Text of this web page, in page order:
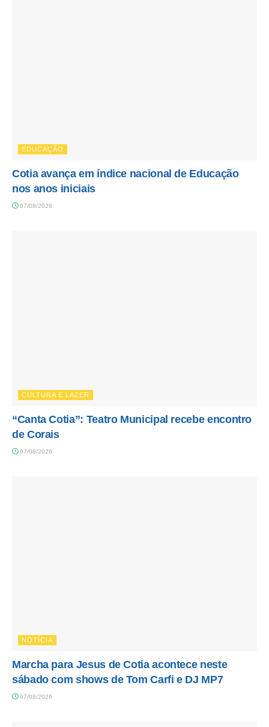
EDUCAÇÃO
Cotia avança em índice nacional de Educação
nos anos iniciais
07/08/2026
CULTURA E LAZER
“Canta Cotia”: Teatro Municipal recebe encontro
de Corais
07/08/2026
NOTÍCIA
Marcha para Jesus de Cotia acontece neste
sábado com shows de Tom Carfi e DJ MP7
07/08/2026